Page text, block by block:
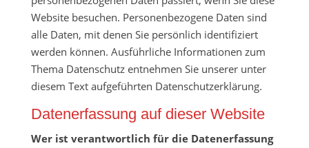
Website besuchen. Personenbezogene Daten sind
alle Daten, mit denen Sie persönlich identifiziert
werden können. Ausführliche Informationen zum
Thema Datenschutz entnehmen Sie unserer unter
diesem Text aufgeführten Datenschutzerklärung.
Datenerfassung auf dieser Website
Wer ist verantwortlich für die Datenerfassung